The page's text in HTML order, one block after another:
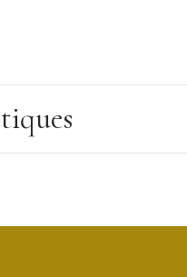
du Chef
dans un endroit frais